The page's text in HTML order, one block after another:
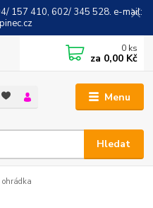
157 410, 602/ 345 528. e-mail:
Menu
Hledat
0 ks
za 0,00 Kč
ohrádka